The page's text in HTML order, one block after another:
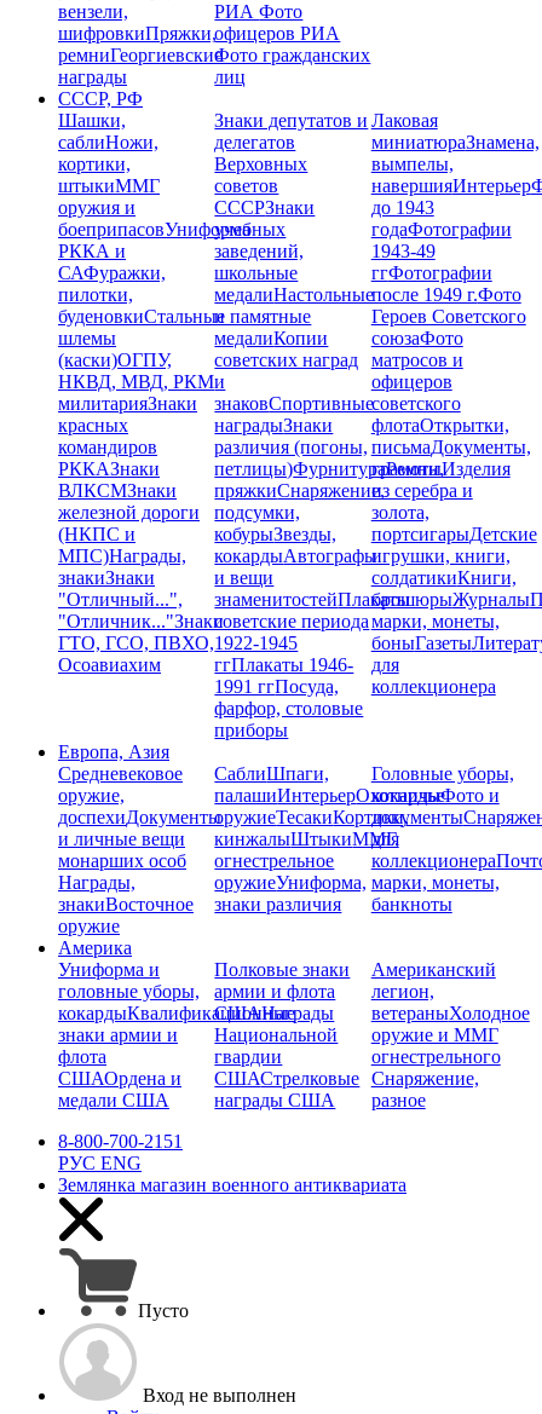
вензели,
шифровкиПряжки,
ремниГеоргиевские
награды
РИАФото
офицеров РИА
Фото гражданских
лиц
СССР, РФ
Шашки,
саблиНожи,
кортики,
штыкиММГ
оружия и
боеприпасовУниформа
РККА и
САФуражки,
пилотки,
буденовкиСтальные
шлемы
(каски)ОГПУ,
НКВД, МВД, РКМ
милитарияЗнаки
красных
командиров
РККАЗнаки
ВЛКСМЗнаки
железной дороги
(НКПС и
МПС)Награды,
знакиЗнаки
"Отличный...",
"Отличник..."Знаки
ГТО, ГСО, ПВХО,
Осоавиахим
Знаки депутатов и
делегатов
Верховных
советов
СССРЗнаки
учебных
заведений,
школьные
медалиНастольные
и памятные
медалиКопии
советских наград
и
знаковСпортивные
наградыЗнаки
различия (погоны,
петлицы)ФурнитураРемни,
пряжкиСнаряжение,
подсумки,
кобурыЗвезды,
кокардыАвтографы
и вещи
знаменитостейПлакаты
советские периода
1922-1945
ггПлакаты 1946-
1991 ггПосуда,
фарфор, столовые
приборы
Лаковая
миниатюраЗнамена,
вымпелы,
навершияИнтерьер
до 1943
годаФотографии
1943-49
ггФотографии
после 1949 г.Фото
Героев Советского
союзаФото
матросов и
офицеров
советского
флотаОткрытки,
письмаДокументы,
грамотыИзделия
из серебра и
золота,
портсигарыДетские
игрушки, книги,
солдатикиКниги,
брошюрыЖурналы
марки, монеты,
боныГазеты
для
коллекционера
Европа, Азия
Средневековое
оружие,
доспехиДокументы
и личные вещи
монарших особ
Награды,
знакиВосточное
оружие
СаблиШпаги,
палашиИнтерьерОхотничье
оружиеТесакиКортики,
кинжалыШтыкиММГ,
огнестрельное
оружиеУниформа,
знаки различия
Головные уборы,
кокардыФото и
документы
для
коллекционера
марки, монеты,
банкноты
Америка
Униформа и
головные уборы,
кокардыКвалификационные
знаки армии и
флота
СШАОрдена и
медали США
Полковые знаки
армии и флота
СШАНаграды
Национальной
гвардии
СШАСтрелковые
награды США
Американский
легион,
ветераныХолодное
оружие и ММГ
огнестрельного
Снаряжение,
разное
8-800-700-2151
РУС ENG
Землянка магазин военного антиквариата
Пусто
Вход не выполнен